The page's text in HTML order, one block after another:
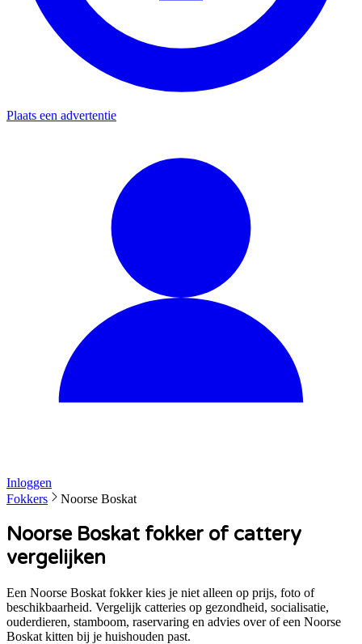
Plaats een advertentie
Inloggen
Fokkers
Noorse Boskat
Noorse Boskat fokker of cattery
vergelijken
Een Noorse Boskat fokker kies je niet alleen op prijs, foto of
beschikbaarheid. Vergelijk catteries op gezondheid, socialisatie,
ouderdieren, stamboom, raservaring en advies over of een Noorse
Boskat kitten bij je huishouden past.